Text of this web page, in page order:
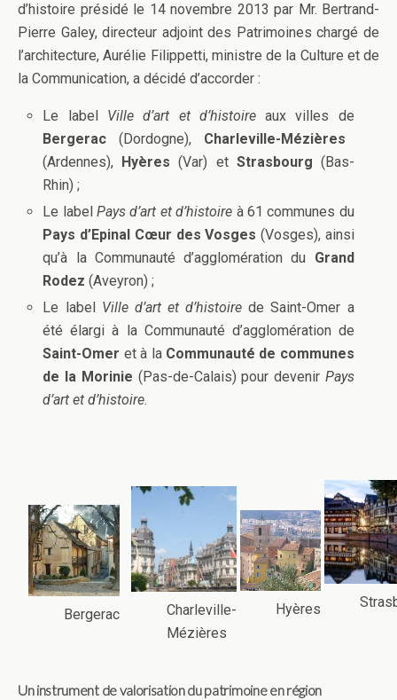
d’histoire présidé le 14 novembre 2013 par Mr. Bertrand-
Pierre Galey, directeur adjoint des Patrimoines chargé de
l’architecture, Aurélie Filippetti, ministre de la Culture et de
la Communication, a décidé d’accorder :
Le label Ville d’art et d’histoireaux villes de
Bergerac (Dordogne), Charleville-Mézières
(Ardennes), Hyères (Var) etStrasbourg (Bas-
Rhin) ;
Le labelPays d’art et d’histoire à 61 communes du
Pays d’Epinal Cœur des Vosges (Vosges), ainsi
qu’à la Communauté d’agglomération du Grand
Rodez (Aveyron) ;
Le label Ville d’art et d’histoire de Saint-Omer a
été élargi à la Communauté d’agglomération de
Saint-Omer et à la Communauté de communes
de la Morinie (Pas-de-Calais) pour devenir Pays
d’art et d’histoire.
Bergerac
Charleville-
Mézières
Hyères
Un instrument de valorisation du patrimoine en région